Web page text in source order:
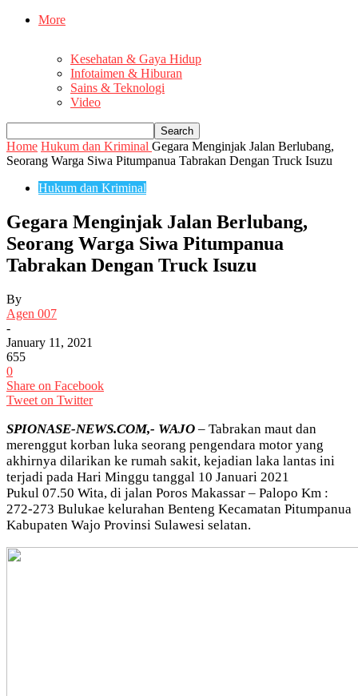
More
Kesehatan & Gaya Hidup
Infotaimen & Hiburan
Sains & Teknologi
Video
Home Hukum dan Kriminal Gegara Menginjak Jalan Berlubang,
Seorang Warga Siwa Pitumpanua Tabrakan Dengan Truck Isuzu
Hukum dan Kriminal
Gegara Menginjak Jalan Berlubang,
Seorang Warga Siwa Pitumpanua
Tabrakan Dengan Truck Isuzu
By
Agen 007
-
January 11, 2021
655
0
Share on Facebook
Tweet on Twitter
SPIONASE-NEWS.COM,- WAJO – Tabrakan maut dan
merenggut korban luka seorang pengendara motor yang
akhirnya dilarikan ke rumah sakit, kejadian laka lantas ini
terjadi pada Hari Minggu tanggal 10 Januari 2021
Pukul 07.50 Wita, di jalan Poros Makassar – Palopo Km :
272-273 Bulukae kelurahan Benteng Kecamatan Pitumpanua
Kabupaten Wajo Provinsi Sulawesi selatan.